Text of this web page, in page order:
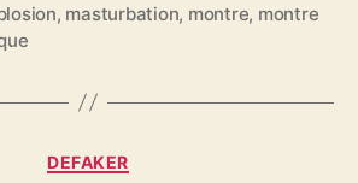
, masturbation, montre, montre
Catégories
DEFAKER